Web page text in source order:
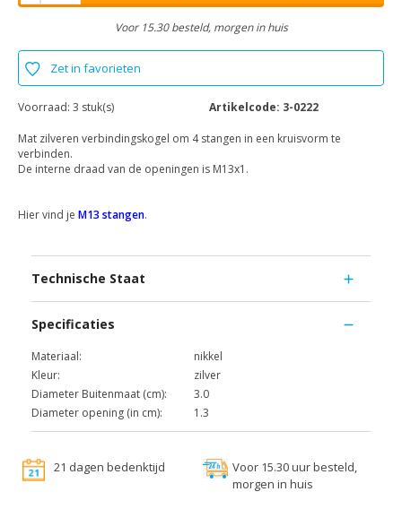
Voor 15.30 besteld, morgen in huis
Zet in favorieten
Voorraad: 3 stuk(s) Artikelcode: 3-0222
Mat zilveren verbindingskogel om 4 stangen in een kruisvorm te
verbinden.
De interne draad van de openingen is M13x1.
Hier vind je M13 stangen.
Technische Staat
Specificaties
Materiaal:
nikkel
Kleur:
zilver
Diameter Buitenmaat (cm):
3.0
Diameter opening (in cm):
1.3
21 dagen bedenktijd
Voor 15.30 uur besteld,
morgen in huis